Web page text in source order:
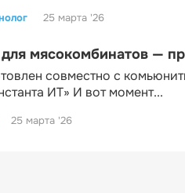
25 марта '26
мясокомбинатов —
совместно с
ИТ» И вот момент...
25 марта '26